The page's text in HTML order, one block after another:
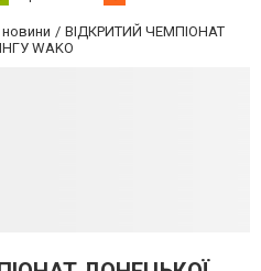
новини
ВІДКРИТИЙ ЧЕМПІОНАТ
WAKO